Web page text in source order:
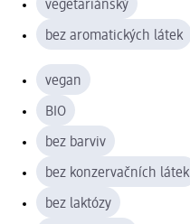
vegetariánský
bez aromatických látek
vegan
BIO
bez barviv
bez konzervačních látek
bez laktózy